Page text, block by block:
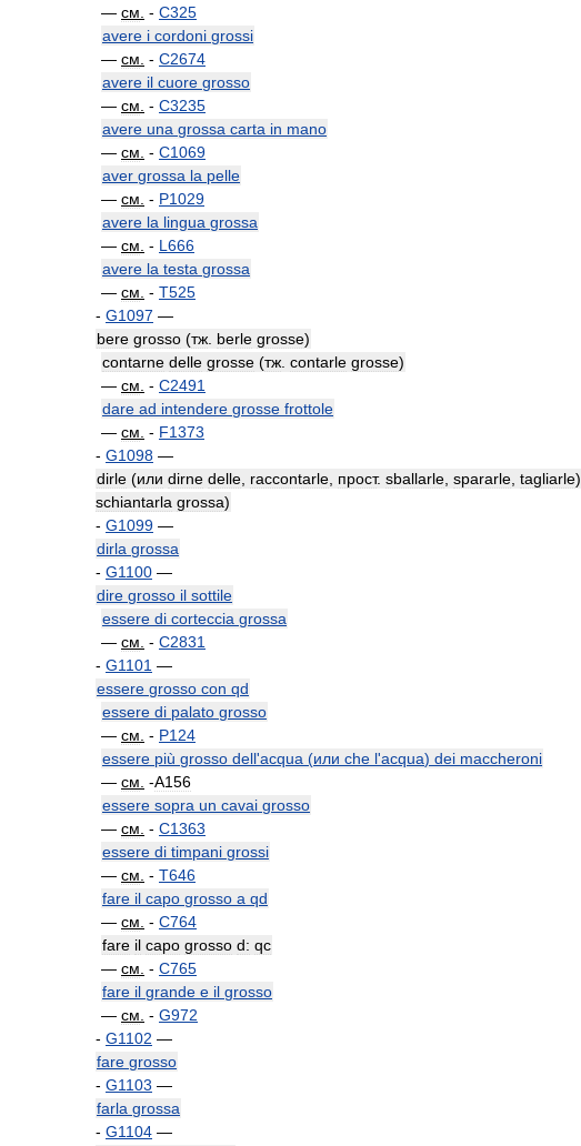
— см - C325
avere i cordoni grossi
— см - C2674
avere il cuore grosso
— см - C3235
avere una grossa carta in mano
— см - C1069
aver grossa la pelle
— см - P1029
avere la lingua grossa
— см - L666
avere la testa grossa
— см - T525
- G1097 —
bere grosso (тж berle grosse)
contarne delle grosse (тж contarle grosse)
— см - C2491
dare ad intendere grosse frottole
— см - F1373
- G1098 —
dirle (или dirne delle raccontarle прост. sballarle spararle tagliarle)
schiantarla grossa)
- G1099 —
dirla grossa
- G1100 —
dire grosso il sottile
essere di corteccia grossa
— см - C2831
- G1101 —
essere grosso con qd
essere di palato grosso
— см - P124
essere più grosso dell'acqua (или che l'acqua) dei maccheroni
— см -A156
essere sopra un cavai grosso
— см - C1363
essere di timpani grossi
— см - T646
fare il capo grosso a qd
— см - C764
fare il capo grosso d: qc
— см - C765
fare il grande e il grosso
— см - G972
- G1102 —
fare grosso
- G1103 —
farla grossa
- G1104 —